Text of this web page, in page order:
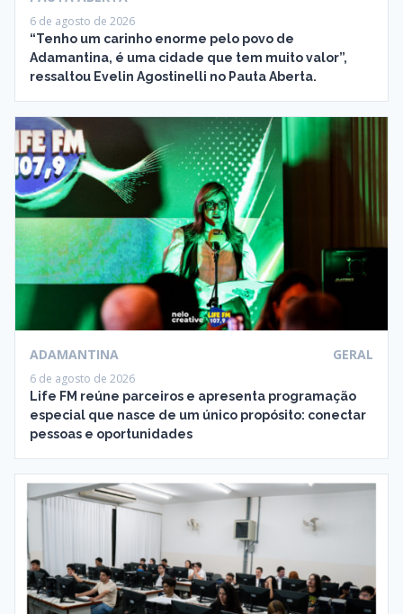
6 de agosto de 2026
“Tenho um carinho enorme pelo povo de
Adamantina, é uma cidade que tem muito valor”,
ressaltou Evelin Agostinelli no Pauta Aberta.
ADAMANTINA GERAL
6 de agosto de 2026
Life FM reúne parceiros e apresenta programação
especial que nasce de um único propósito: conectar
pessoas e oportunidades